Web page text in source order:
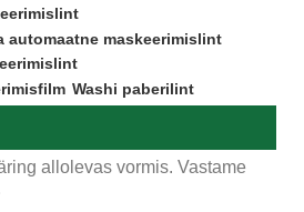
automaatne maskeerimislint
Washi paberilint
allolevas vormis. Vastame